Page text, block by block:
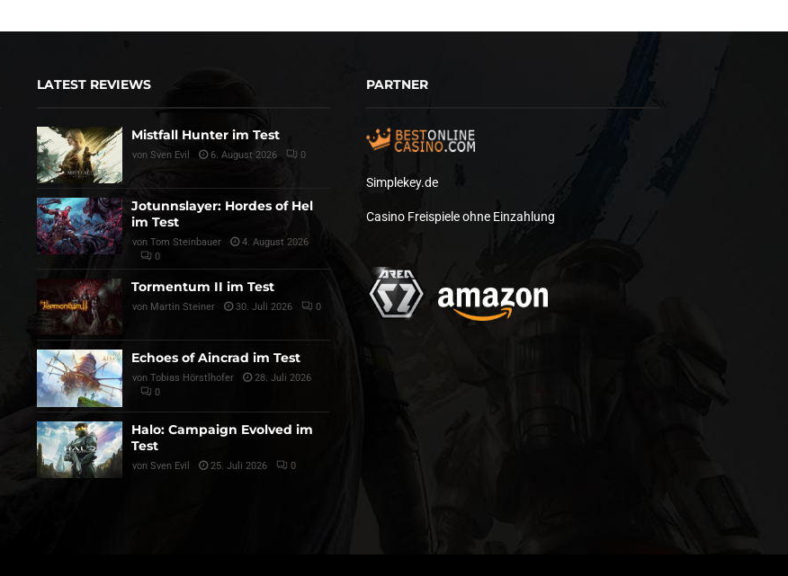
LATEST REVIEWS
Mistfall Hunter im Test
von Sven Evil 6. August 2026 0
Jotunnslayer: Hordes of Hel
im Test
von Tom Steinbauer
4. August 2026
0
Tormentum II im Test
von Martin Steiner 30. Juli 2026 0
Echoes of Aincrad im Test
von Tobias Hörstlhofer
28. Juli 2026
0
Halo: Campaign Evolved im
Test
von Sven Evil 25. Juli 2026 0
PARTNER
Simplekey.de
Casino Freispiele ohne Einzahlung